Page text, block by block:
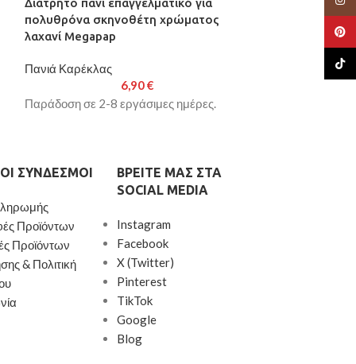
πολυθρόνα σκηνοθέτη χρώματος
λαχανί Megapap
Πανιά Καρέκλας
6,90€
Παράδοση σε 2-8 εργάσιμες ημέρες.
ΕΞΑΝΤΛΉΘΗΚΕ
ύφασμα Mesh
66,5x70x123/
ΣΎΝΔΕΣΜΟΙ
Προϊόντων
Προϊόντων
& Πολιτική
ΒΡΕΊΤΕ ΜΑΣ ΣΤΑ
SOCIAL MEDIA
Instagram
Facebook
X (Twitter)
Pinterest
TikTok
Google
Blog